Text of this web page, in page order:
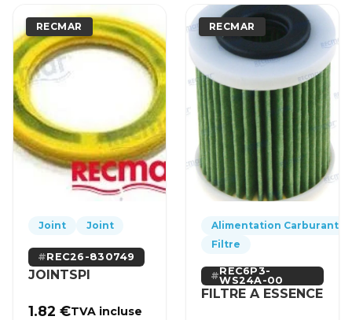
RECMAR
Joint Joint
REC26-830749
JOINTSPI
1.82€TVA incluse
RECMAR
Alimentation Carburant
Filtre
REC6P3-
WS24A-00
FILTRE A ESSENCE